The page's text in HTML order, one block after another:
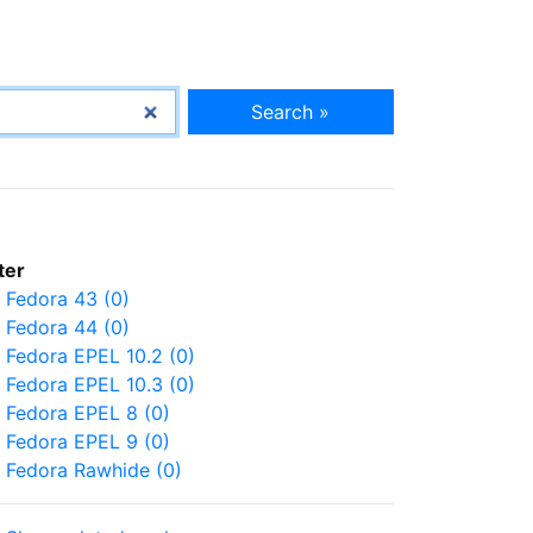
Search »
Fedora 43 (0)
Fedora 44 (0)
Fedora EPEL 10.2 (0)
Fedora EPEL 10.3 (0)
Fedora EPEL 8 (0)
Fedora EPEL 9 (0)
Fedora Rawhide (0)